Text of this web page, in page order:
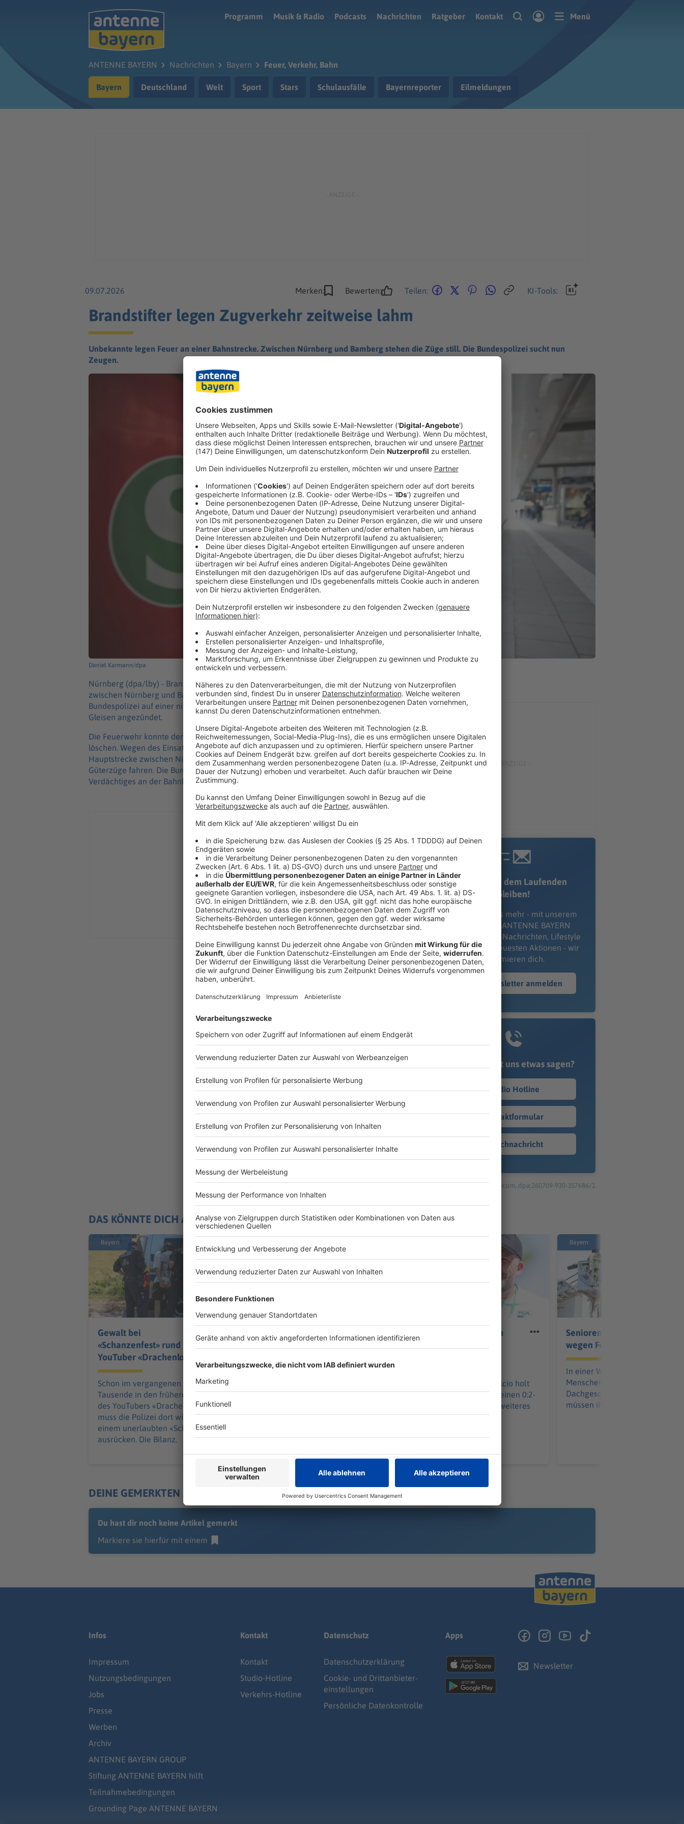
Programm
Musik & Radio Podcasts Nachrichten Ratgeber Kontakt Menü
ANTENNE BAYERN Nachrichten Bayern Feuer, Verkehr, Bahn
Bayern Deutschland Welt Sport Stars Schulausfälle Bayernreporter Eilmeldungen
09.07.2026 Merken: Bewerten: Teilen: KI-Tools:
Brandstifter legen Zugverkehr zeitweise lahm
Unbekannte legen Feuer an einer Bahnstrecke. Zwischen Nürnberg und Bamberg stehen die Züge still. Die Bundespolizei sucht nun
Zeugen.
Daniel Karmann/dpa
Nürnberg (dpa/lby) - Brandstifter haben an Gleisen Feuer gelegt und damit den Zugverkehr
zwischen Nürnberg und Bamberg ausgebremst. Unbekannte hatten nach Angaben der
Bundespolizei auf einer nicht mehr befahrenen Nebenstrecke Pressholzplatten unter den
Gleisen angezündet.
Die Feuerwehr konnte den Brand an der Regnitztalbrücke in Fürth demnach zwar schnell
löschen. Wegen des Einsatzes am Mittwochabend konnten aber auf der stark frequentierten
Hauptstrecke zwischen Nürnberg und Bamberg etwa 45 Minuten lang keine Personen- und
Güterzüge fahren. Die Bundespolizei sucht nun nach Zeuginnen und Zeugen, die etwas
Verdächtiges an der Bahnbrücke beobachtet haben.
Immer auf dem Laufenden
bleiben!
Verpass' nichts mehr - mit unserem
kostenlosen ANTENNE BAYERN
Newsletter. Ob Nachrichten, Lifestyle
oder unsere neuesten Aktionen - wir
informieren dich.
Zum Newsletter anmelden
Du möchtest uns etwas sagen?
Studio Hotline
Kontaktformular
Sprachnachricht
© dpa-infocom, dpa:260709-930-357686/1
DAS KÖNNTE DICH AUCH INTERESSIEREN
Bayern
Gewalt bei
«Schanzenfest» rund um
YouTuber «Drachenlord»
Schon im vergangenen Jahr kamen
Tausende in den früheren Wohnort
des YouTubers «Drachenlord». Nun
muss die Polizei dort wieder zu
einem unerlaubten «Schanzenfest»
ausrücken. Die Bilanz.
Verpuffung durch
Campingkocher -
Taubertal-Festival mit einem
Dabei tritt Gas aus, es kommt zu
werden verletzt.
FC Augsburg siegt beim
Familientag gegen
Im Duell mit Sassuolo Calcio holt
der Fußball-Bundesligist einen 0:2-
Rückstand auf und tankt weiteres
Selbstvertrauen für die
Bayern
Senioren-Wohnanlage
wegen Feuer evakuiert
In einer Wohnanlage für ältere
Menschen brennt das
Dachgeschoss. Die Senioren
müssen ihre Quartiere
DEINE GEMERKTEN ARTIKEL
Du hast dir noch keine Artikel gemerkt
Markiere sie hierfür mit einem
Infos
Impressum
Nutzungsbedingungen
Jobs
Presse
Werben
Archiv
ANTENNE BAYERN GROUP
Stiftung ANTENNE BAYERN hilft
Teilnahmebedingungen
Grounding Page ANTENNE BAYERN
Kontakt
Kontakt
Studio-Hotline
Verkehrs-Hotline
Datenschutz
Datenschutz­erklärung
Cookie- und Drittanbieter-
einstellungen
Persönliche Datenkontrolle
Apps
Newsletter